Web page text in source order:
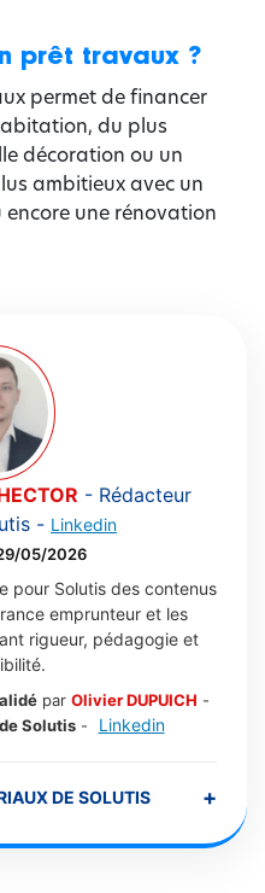
prêt travaux ?
permet de financer
du plus
décoration ou un
ambitieux avec un
une rénovation
- Rédacteur
- Linkedin
05/2026
pour Solutis des contenus
emprunteur et les
rigueur, pédagogie et
par Olivier DUPUICH -
Solutis- Linkedin
DE SOLUTIS +